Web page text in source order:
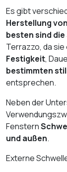
Es gibt
Herstellung
besten sind
Terrazzo, da sie
Festigkeit,
bestimmten
entsprechen.
Neben der
Fenstern
und außen.
Externe